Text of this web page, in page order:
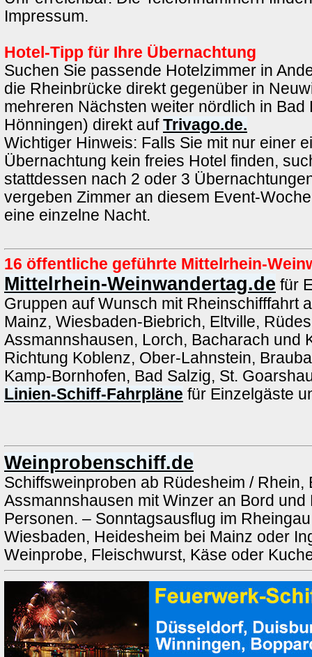
Impressum.
Hotel-Tipp für Ihre Übernachtung
Suchen Sie passende Hotelzimmer in
die Rheinbrücke direkt gegenüber in
mehreren Nächsten weiter nördlich in Bad
Hönningen) direkt auf Trivago.de.
Wichtiger Hinweis: Falls Sie mit nur einer
Übernachtung kein freies Hotel finden,
stattdessen nach 2 oder 3
vergeben Zimmer an diesem Event-
eine einzelne Nacht.
16 öffentliche geführte Mittelrhein-
Mittelrhein-Weinwandertag.de für
Gruppen auf Wunsch mit Rheinschifffahrt
Mainz, Wiesbaden-Biebrich, Eltville,
Assmannshausen, Lorch, Bacharach und
Richtung Koblenz, Ober-Lahnstein,
Kamp-Bornhofen, Bad Salzig, St.
Linien-Schiff-Fahrpläne für Einzelgäste
Weinprobenschiff.de
Schiffsweinproben ab Rüdesheim / Rhein,
Assmannshausen mit Winzer an Bord und
Personen. – Sonntagsausflug im
Wiesbaden, Heidesheim bei Mainz oder
Weinprobe, Fleischwurst, Käse oder